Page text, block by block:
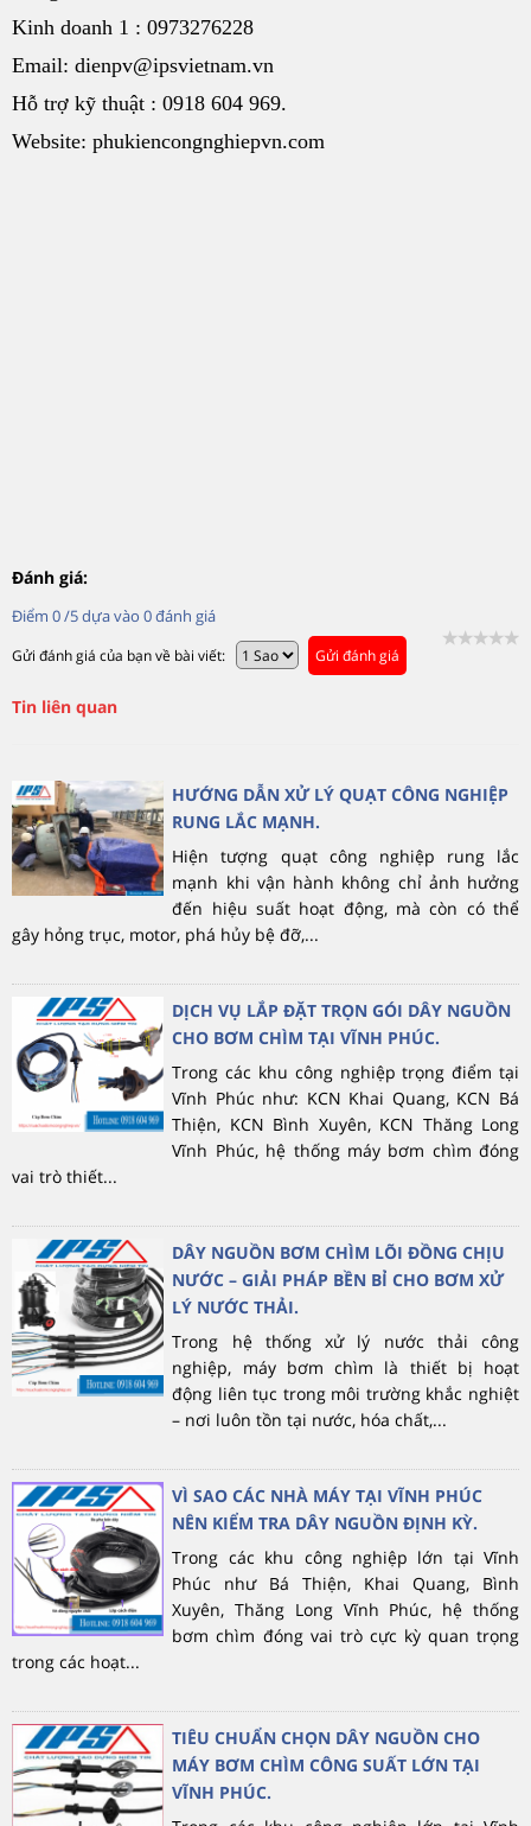
Kinh doanh 1 : 0973276228
Email: dienpv@ipsvietnam.vn
Hỗ trợ kỹ thuật : 0918 604 969.
Website: phukiencongnghiepvn.com
Đánh giá:
Điểm 0/5 dựa vào 0đánh giá
Gửi đánh giá của bạn về bài viết: Gửi đánh giá
Tin liên quan
HƯỚNG DẪN XỬ LÝ QUẠT CÔNG NGHIỆP
RUNG LẮC MẠNH.
Hiện tượng quạt công nghiệp rung lắc
mạnh khi vận hành không chỉ ảnh hưởng
đến hiệu suất hoạt động, mà còn có thể
gây hỏng trục, motor, phá hủy bệ đỡ,...
DỊCH VỤ LẮP ĐẶT TRỌN GÓI DÂY NGUỒN
CHO BƠM CHÌM TẠI VĨNH PHÚC.
Trong các khu công nghiệp trọng điểm tại
Vĩnh Phúc như: KCN Khai Quang, KCN Bá
Thiện, KCN Bình Xuyên, KCN Thăng Long
Vĩnh Phúc, hệ thống máy bơm chìm đóng
vai trò thiết...
DÂY NGUỒN BƠM CHÌM LÕI ĐỒNG CHỊU
NƯỚC – GIẢI PHÁP BỀN BỈ CHO BƠM XỬ
LÝ NƯỚC THẢI.
Trong hệ thống xử lý nước thải công
nghiệp, máy bơm chìm là thiết bị hoạt
động liên tục trong môi trường khắc nghiệt
– nơi luôn tồn tại nước, hóa chất,...
VÌ SAO CÁC NHÀ MÁY TẠI VĨNH PHÚC
NÊN KIỂM TRA DÂY NGUỒN ĐỊNH KỲ.
Trong các khu công nghiệp lớn tại Vĩnh
Phúc như Bá Thiện, Khai Quang, Bình
Xuyên, Thăng Long Vĩnh Phúc, hệ thống
bơm chìm đóng vai trò cực kỳ quan trọng
trong các hoạt...
TIÊU CHUẨN CHỌN DÂY NGUỒN CHO
MÁY BƠM CHÌM CÔNG SUẤT LỚN TẠI
VĨNH PHÚC.